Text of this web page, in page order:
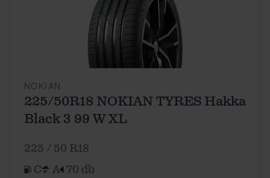
NOKIAN
225/50R18 NOKIAN TYRES Hakka
Black 3 99 W XL
225 / 50 R18
C
A 70 db